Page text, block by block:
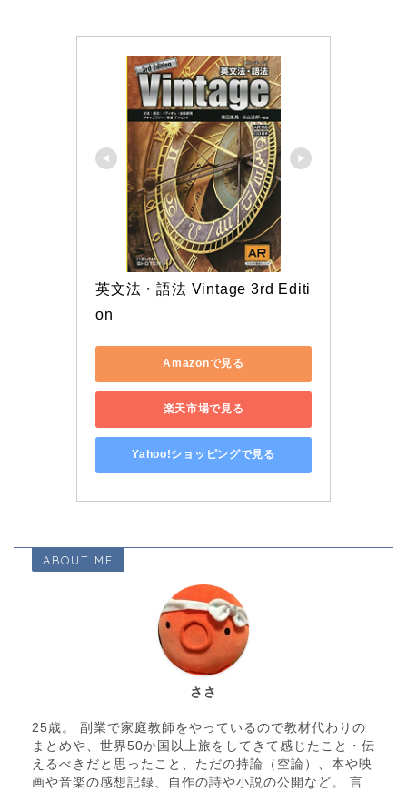
英文法・語法 Vintage 3rd Editi
on
Amazonで見る
楽天市場で見る
Yahoo!ショッピングで見る
ABOUT ME
ささ
25歳。 副業で家庭教師をやっているので教材代わりの
まとめや、世界50か国以上旅をしてきて感じたこと・伝
えるべきだと思ったこと、ただの持論（空論）、本や映
画や音楽の感想記録、自作の詩や小説の公開など。 言